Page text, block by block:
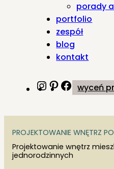
porady
portfolio
zespół
blog
kontakt
Instagram
Pinterest
Facebook
wyceń
PROJEKTOWANIE WNĘTRZ
Projektowanie wnętrz
jednorodzinnych